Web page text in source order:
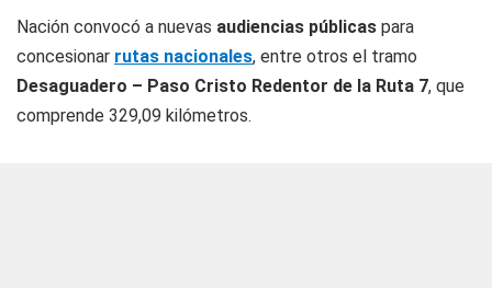
Nación convocó a nuevas audiencias públicas para
concesionar rutas nacionales, entre otros el tramo
Desaguadero – Paso Cristo Redentor de la Ruta 7, que
comprende 329,09 kilómetros.